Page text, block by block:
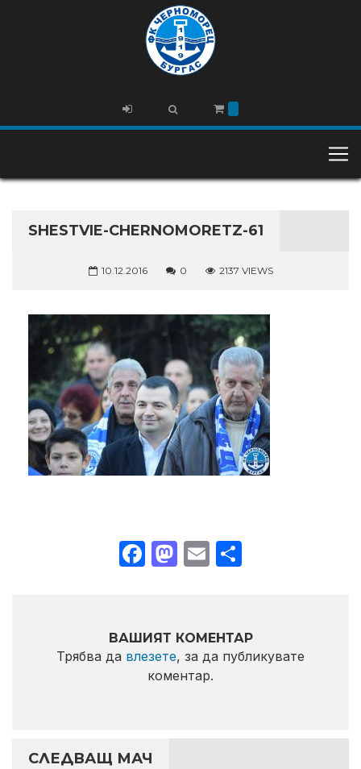
SHESTVIE-CHERNOMORETZ-61
10.12.2016 0 2137 VIEWS
Facebook
Mastodon
Email
ВАШИЯТ КОМЕНТАР
Трябва да влезете, за да публикувате
коментар.
СЛЕДВАЩ МАЧ